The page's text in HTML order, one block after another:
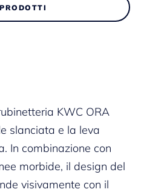
KWC ORA
slanciata e la leva
In combinazione con
morbide, il design del
visivamente con il